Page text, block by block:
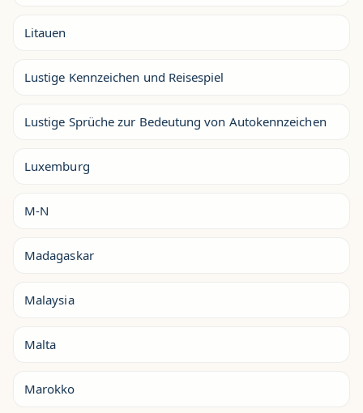
Litauen
Lustige Kennzeichen und Reisespiel
Lustige Sprüche zur Bedeutung von Autokennzeichen
Luxemburg
M-N
Madagaskar
Malaysia
Malta
Marokko